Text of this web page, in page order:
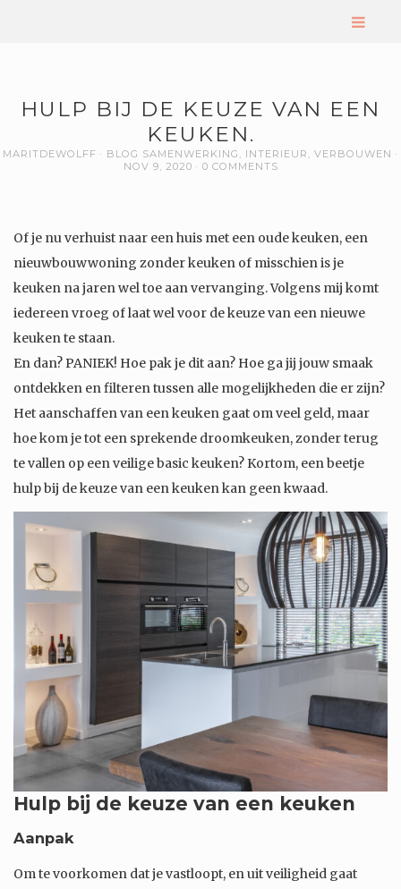
HULP BIJ DE KEUZE VAN EEN
KEUKEN.
MARITDEWOLFF BLOG SAMENWERKING , INTERIEUR , VERBOUWEN
NOV 9, 2020
0 COMMENTS
Of je nu verhuist naar een huis met een oude keuken, een
nieuwbouwwoning zonder keuken of misschien is je
keuken na jaren wel toe aan vervanging. Volgens mij komt
iedereen vroeg of laat wel voor de keuze van een nieuwe
keuken te staan.
En dan? PANIEK! Hoe pak je dit aan? Hoe ga jij jouw smaak
ontdekken en filteren tussen alle mogelijkheden die er zijn?
Het aanschaffen van een keuken gaat om veel geld, maar
hoe kom je tot een sprekende droomkeuken, zonder terug
te vallen op een veilige basic keuken? Kortom, een beetje
hulp bij de keuze van een keuken kan geen kwaad.
Hulp bij de keuze van een keuken
Aanpak
Om te voorkomen dat je vastloopt, en uit veiligheid gaat